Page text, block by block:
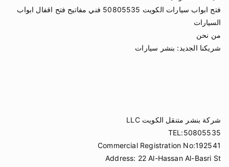
فتح ابواب سيارات الكويت 50805535 فني مفاتيح فتح اقفال ابواب
السيارات
من نحن
شريكنا الجديد: بنشر سيارات
شركة بنشر متنقل الكويت LLC
TEL:50805535
Commercial Registration No:192541
Address: 22 Al-Hassan Al-Basri St